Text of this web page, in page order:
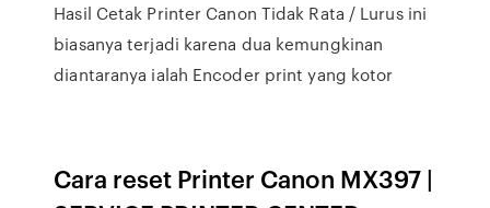
Hasil Cetak Printer Canon Tidak Rata / Lurus ini
biasanya terjadi karena dua kemungkinan
diantaranya ialah Encoder print yang kotor
Cara reset Printer Canon MX397 |